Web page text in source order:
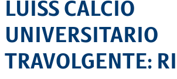
LUISS CALCIO
UNIVERSITARIO
TRAVOLGENTE: